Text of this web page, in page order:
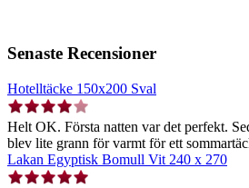
Senaste Recensioner
Hotelltäcke 150x200 Sval
Helt OK. Första natten var det perfekt.
blev lite grann för varmt för ett
Lakan Egyptisk Bomull Vit 240 x 270